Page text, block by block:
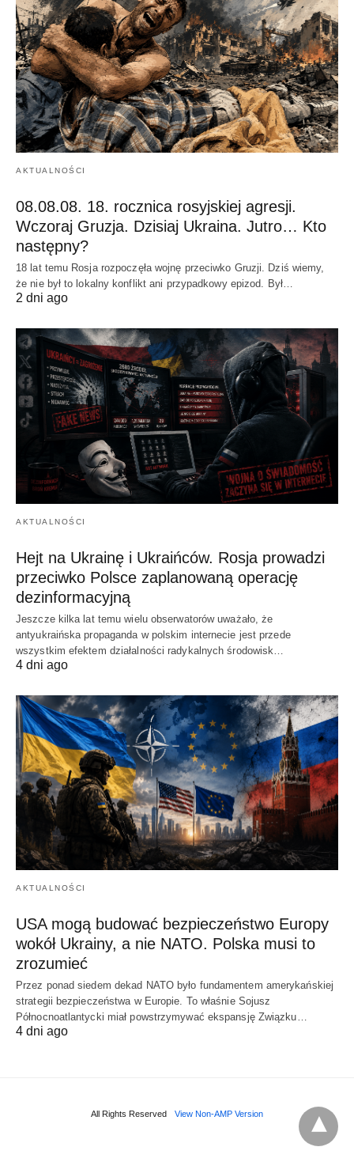
AKTUALNOŚCI
08.08.08. 18. rocznica rosyjskiej agresji.
Wczoraj Gruzja. Dzisiaj Ukraina. Jutro… Kto
następny?
18 lat temu Rosja rozpoczęła wojnę przeciwko Gruzji. Dziś wiemy,
że nie był to lokalny konflikt ani przypadkowy epizod. Był…
2 dni ago
AKTUALNOŚCI
Hejt na Ukrainę i Ukraińców. Rosja prowadzi
przeciwko Polsce zaplanowaną operację
dezinformacyjną
Jeszcze kilka lat temu wielu obserwatorów uważało, że
antyukraińska propaganda w polskim internecie jest przede
wszystkim efektem działalności radykalnych środowisk…
4 dni ago
AKTUALNOŚCI
USA mogą budować bezpieczeństwo Europy
wokół Ukrainy, a nie NATO. Polska musi to
zrozumieć
Przez ponad siedem dekad NATO było fundamentem amerykańskiej
strategii bezpieczeństwa w Europie. To właśnie Sojusz
Północnoatlantycki miał powstrzymywać ekspansję Związku…
4 dni ago
All Rights Reserved View Non-AMP Version